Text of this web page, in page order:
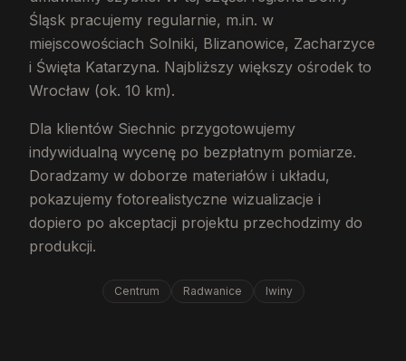
Śląsk pracujemy regularnie, m.in. w
miejscowościach Solniki, Blizanowice, Zacharzyce
i Święta Katarzyna. Najbliższy większy ośrodek to
Wrocław (ok. 10 km).
Dla klientów Siechnic przygotowujemy
indywidualną wycenę po bezpłatnym pomiarze.
Doradzamy w doborze materiałów i układu,
pokazujemy fotorealistyczne wizualizacje i
dopiero po akceptacji projektu przechodzimy do
produkcji.
Centrum Radwanice Iwiny